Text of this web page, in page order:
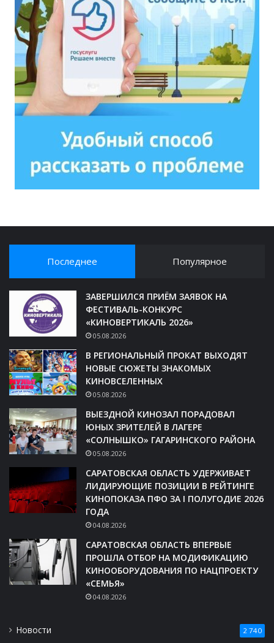
Последнее Популярное
ЗАВЕРШИЛСЯ ПРИЁМ ЗАЯВОК НА
ФЕСТИВАЛЬ-КОНКУРС
«КИНОВЕРТИКАЛЬ 2026»
05.08.2026
В РЕГИОНАЛЬНЫЙ ПРОКАТ ВЫХОДЯТ
НОВЫЕ СЮЖЕТЫ ЗНАКОМЫХ
КИНОВСЕЛЕННЫХ
05.08.2026
ВЫЕЗДНОЙ КИНОЗАЛ ПОРАДОВАЛ
ЮНЫХ ЗРИТЕЛЕЙ В ЛАГЕРЕ
«СОЛНЫШКО» ГАГАРИНСКОГО РАЙОНА
05.08.2026
САРАТОВСКАЯ ОБЛАСТЬ УДЕРЖИВАЕТ
ЛИДИРУЮЩИЕ ПОЗИЦИИ В РЕЙТИНГЕ
КИНОПОКАЗА ПФО ЗА I ПОЛУГОДИЕ 2026
ГОДА
04.08.2026
САРАТОВСКАЯ ОБЛАСТЬ ВПЕРВЫЕ
ПРОШЛА ОТБОР НА МОДИФИКАЦИЮ
КИНООБОРУДОВАНИЯ ПО НАЦПРОЕКТУ
«СЕМЬЯ»
04.08.2026
Новости 2 740